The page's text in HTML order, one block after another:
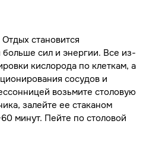
становится
больше сил и энергии. Все из-
кислорода по клеткам, а
сосудов и
возьмите столовую
залейте ее стаканом
минут. Пейте по столовой